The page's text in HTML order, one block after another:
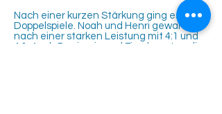
Nach einer kurzen Stärkung ging es in die
Doppelspiele. Noah und Henri gewannen
nach einer starken Leistung mit 4:1 und
4:1. Auch Benjamin und Finn konnten die